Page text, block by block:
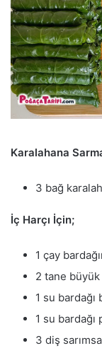
Karalahana
3 bağ
İç Harçı İçin;
1 çay
2 tane
1 su bardağı
1 su bardağı
3 diş